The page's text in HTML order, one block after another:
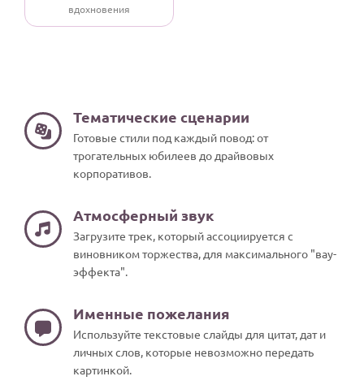
вдохновения
Тематические сценарии
Готовые стили под каждый повод: от
трогательных юбилеев до драйвовых
корпоративов.
Атмосферный звук
Загрузите трек, который ассоциируется с
виновником торжества, для максимального "вау-
эффекта".
Именные пожелания
Используйте текстовые слайды для цитат, дат и
личных слов, которые невозможно передать
картинкой.